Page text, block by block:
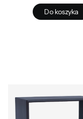
Do koszyka